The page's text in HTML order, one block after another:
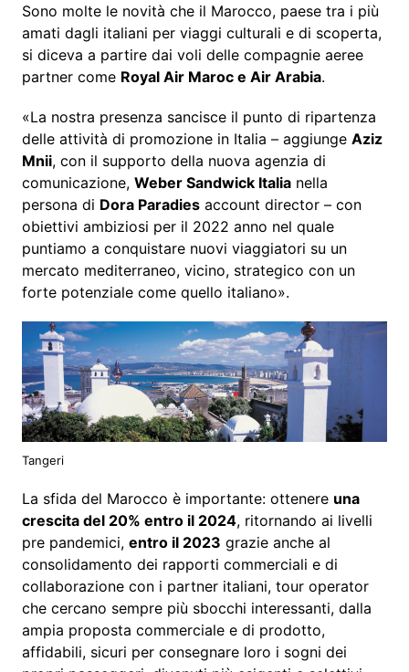
Sono molte le novità che il Marocco, paese tra i più
amati dagli italiani per viaggi culturali e di scoperta,
si diceva a partire dai voli delle compagnie aeree
partner come Royal Air Maroc e Air Arabia.
«La nostra presenza sancisce il punto di ripartenza
delle attività di promozione in Italia – aggiunge Aziz
Mnii, con il supporto della nuova agenzia di
comunicazione, Weber Sandwick Italianella
persona di Dora Paradiesaccount director – con
obiettivi ambiziosi per il 2022 anno nel quale
puntiamo a conquistare nuovi viaggiatori su un
mercato mediterraneo, vicino, strategico con un
forte potenziale come quello italiano».
Tangeri
La sfida del Marocco è importante: ottenere una
crescita del 20% entro il 2024, ritornando ai livelli
pre pandemici, entro il 2023 grazie anche al
consolidamento dei rapporti commerciali e di
collaborazione con i partner italiani, tour operator
che cercano sempre più sbocchi interessanti, dalla
ampia proposta commerciale e di prodotto,
affidabili, sicuri per consegnare loro i sogni dei